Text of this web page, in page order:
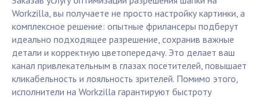
Workzilla, вы получаете не просто настройку картинки, а
комплексное решение: опытные фрилансеры подберут
идеально подходящее разрешение, сохранив важные
детали и корректную цветопередачу. Это делает ваш
канал привлекательным в глазах посетителей, повышает
кликабельность и лояльность зрителей. Помимо этого,
исполнители на Workzilla гарантируют быстроту